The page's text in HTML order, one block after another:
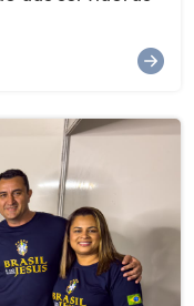
prestigiou os
inclusão,
de
melhor.
em educação
Barras."A
ao SESI,
ampliação da
à
e a todos